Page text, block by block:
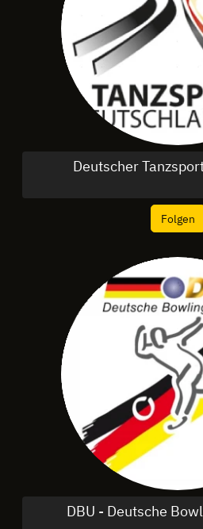
Deutscher
Folgen
DBU - Deutsche